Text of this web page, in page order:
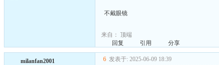
不戴眼镜
来自： 顶端
回复
引用 分享
milanfan2001 6 发表于: 2025-06-09 18:39